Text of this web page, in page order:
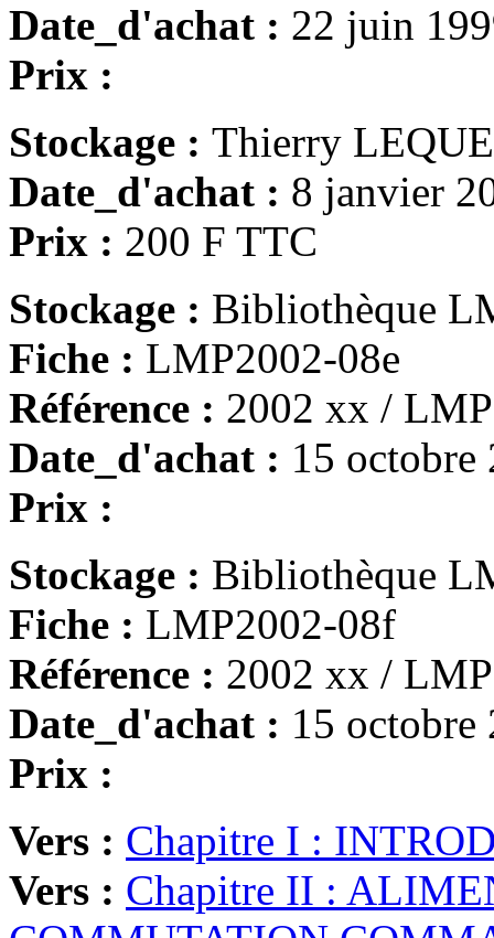
Date_d'achat : 22 juin
Prix :
Stockage : Thierry
Date_d'achat : 8 janvier
Prix : 200 F TTC
Stockage : Bibliothèque
Fiche : LMP2002-08e
Référence : 2002 xx / LMP
Date_d'achat : 15 octobre
Prix :
Stockage : Bibliothèque
Fiche : LMP2002-08f
Référence : 2002 xx / LMP
Date_d'achat : 15 octobre
Prix :
Vers : Chapitre I :
Vers : Chapitre II :